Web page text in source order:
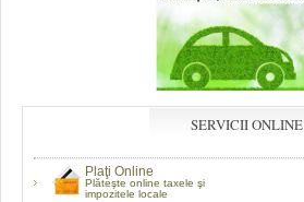
SERVICII ONLINE
Plaţi Online
Plăteşte online taxele şi
impozitele locale